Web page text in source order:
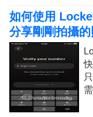
如何使用
分享剛剛拍攝